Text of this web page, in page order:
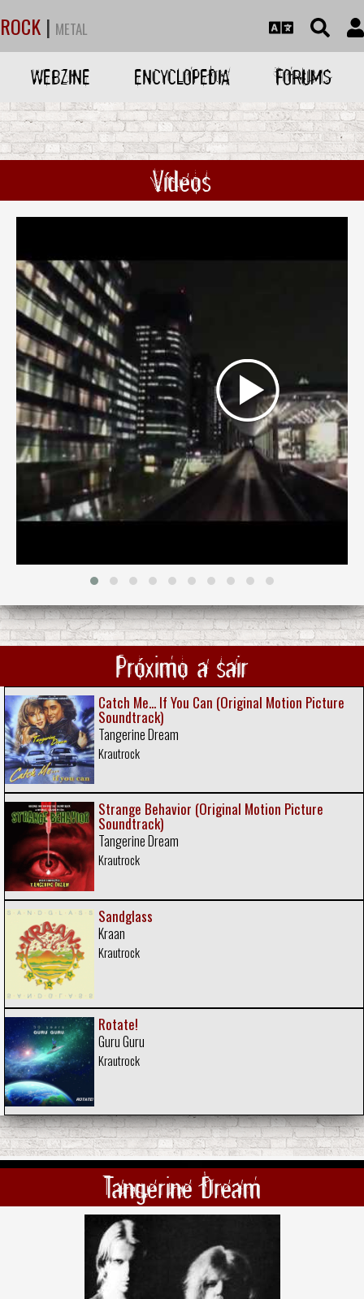
ROCK | METAL
WEBZINE ENCYCLOPEDIA FORUMS
Vídeos
Próximo a sair
Catch Me... If You Can (Original Motion Picture
Soundtrack)
Tangerine Dream
Krautrock
Strange Behavior (Original Motion Picture
Soundtrack)
Tangerine Dream
Krautrock
Sandglass
Kraan
Krautrock
Rotate!
Guru Guru
Krautrock
Tangerine Dream